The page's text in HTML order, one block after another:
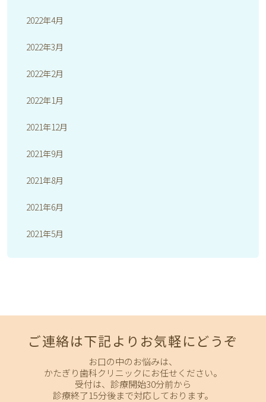
2022年4月
2022年3月
2022年2月
2022年1月
2021年12月
2021年9月
2021年8月
2021年6月
2021年5月
ご連絡は下記よりお気軽にどうぞ
お口の中のお悩みは、
かたぎり歯科クリニックにお任せください。
受付は、診療開始30分前から
診療終了15分後まで対応しております。